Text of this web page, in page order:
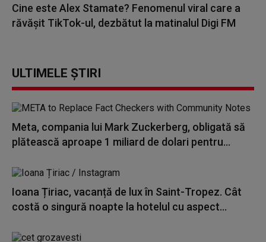
Cine este Alex Stamate? Fenomenul viral care a
răvășit TikTok-ul, dezbătut la matinalul Digi FM
ULTIMELE ȘTIRI
Meta, compania lui Mark Zuckerberg, obligată să
plătească aproape 1 miliard de dolari pentru...
Ioana Țiriac, vacanță de lux în Saint-Tropez. Cât
costă o singură noapte la hotelul cu aspect...